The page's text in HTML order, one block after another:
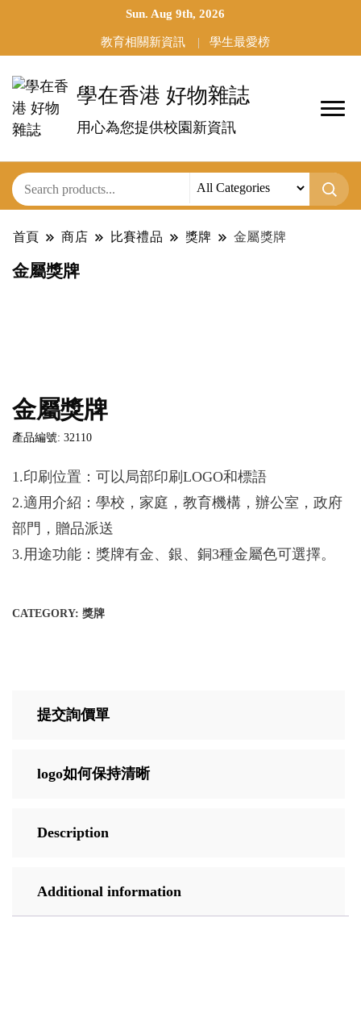
Sun. Aug 9th, 2026
教育相關新資訊 學生最愛榜
學在香港 好物雜誌
用心為您提供校園新資訊
首頁 商店 比賽禮品 獎牌 金屬獎牌
金屬獎牌
金屬獎牌
產品編號: 32110
1.印刷位置：可以局部印刷LOGO和標語
2.適用介紹：學校，家庭，教育機構，辦公室，政府
部門，贈品派送
3.用途功能：獎牌有金、銀、銅3種金屬色可選擇。
CATEGORY: 獎牌
提交詢價單
logo如何保持清晰
Description
Additional information